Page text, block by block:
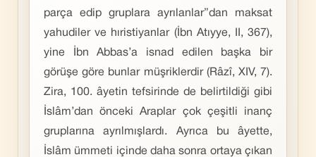
parça edip gruplara ayrılanlar”dan maksat
yahudiler ve hıristiyanlar (İbn Atıyye, II, 367),
yine İbn Abbas’a isnad edilen başka bir
görüşe göre bunlar müşriklerdir (Râzî, XIV, 7).
Zira, 100. âyetin tefsirinde de belirtildiği gibi
İslâm’dan önceki Araplar çok çeşitli inanç
gruplarına ayrılmışlardı. Ayrıca bu âyette,
İslâm ümmeti içinde daha sonra ortaya çıkan